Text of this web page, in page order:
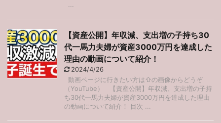
...
【資産公開】年収減、支出増の子持ち30
代一馬力夫婦が資産3000万円を達成した
理由の動画について紹介！
2024/4/26
動画ページに行きたい方は⇧の画像からどうぞ
（YouTube） 【資産公開】年収減、支出増の子持
ち30代一馬力夫婦が資産3000万円を達成した理由
の動画について紹介！ 目次 ...